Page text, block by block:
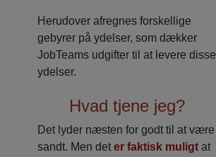
Herudover afregnes forskellige
gebyrer på ydelser, som dækker
JobTeams udgifter til at levere disse
ydelser.
Hvad tjene jeg?
Det lyder næsten for godt til at være
sandt. Men det er faktisk muligtat